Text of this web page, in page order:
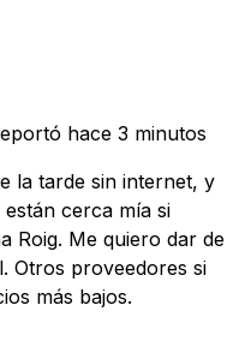
hace 3 minutos
la tarde sin internet, y
cerca mía si
Roig. Me quiero dar de
Otros proveedores si
más bajos.